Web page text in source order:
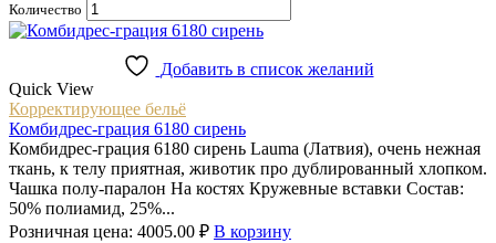
Количество
Добавить в список желаний
Quick View
Корректирующее бельё
Комбидрес-грация 6180 сирень
Комбидрес-грация 6180 сирень Lauma (Латвия), очень нежная
ткань, к телу приятная, животик про дублированный хлопком.
Чашка полу-паралон На костях Кружевные вставки Состав:
50% полиамид, 25%...
Розничная цена: 4005.00 ₽ В корзину